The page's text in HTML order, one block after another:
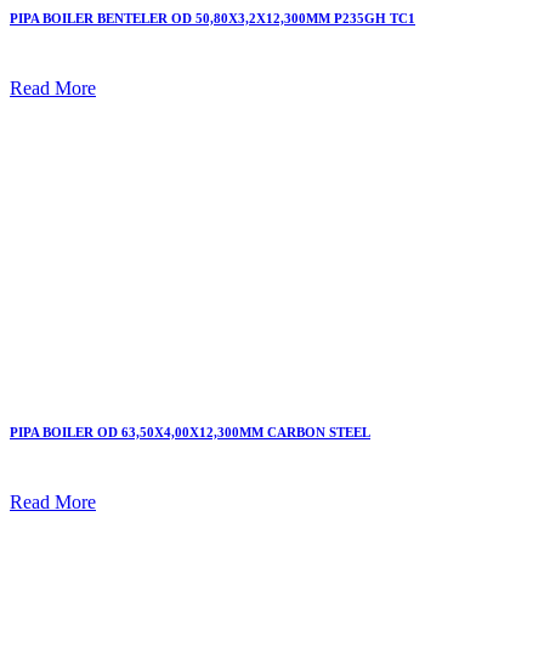
PIPA BOILER BENTELER OD 50,80X3,2X12,300MM P235GH TC1
Read More
PIPA BOILER OD 63,50X4,00X12,300MM CARBON STEEL
Read More